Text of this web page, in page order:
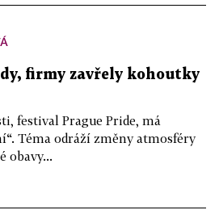
firmy zavřely kohoutky
festival Prague Pride, má
Téma odráží změny atmosféry
obavy...